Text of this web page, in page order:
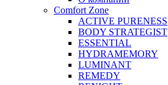
Comfort Zone
ACTIVE PURENESS
BODY STRATEGIST
ESSENTIAL
HYDRAMEMORY
LUMINANT
REMEDY